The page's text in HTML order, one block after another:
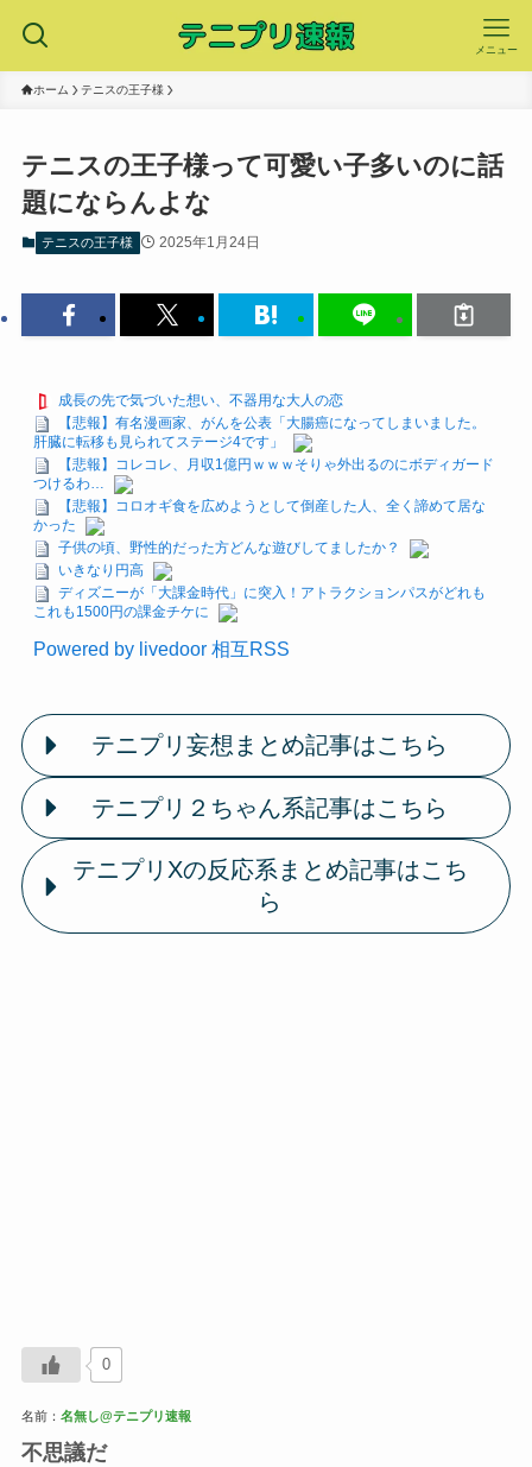
メニュー
ホーム テニスの王子様
テニスの王子様って可愛い子多いのに話
題にならんよな
テニスの王子様 2025年1月24日
成長の先で気づいた想い、不器用な大人の恋
【悲報】有名漫画家、がんを公表「大腸癌になってしまいました。
肝臓に転移も見られてステージ4です」
【悲報】コレコレ、月収1億円ｗｗｗそりゃ外出るのにボディガード
つけるわ…
【悲報】コロオギ食を広めようとして倒産した人、全く諦めて居な
かった
子供の頃、野性的だった方どんな遊びしてましたか？
いきなり円高
ディズニーが「大課金時代」に突入！アトラクションパスがどれも
これも1500円の課金チケに
Powered by livedoor 相互RSS
テニプリ妄想まとめ記事はこちら
テニプリ２ちゃん系記事はこちら
テニプリXの反応系まとめ記事はこち
ら
0
名前： 名無し@テニプリ速報
不思議だ